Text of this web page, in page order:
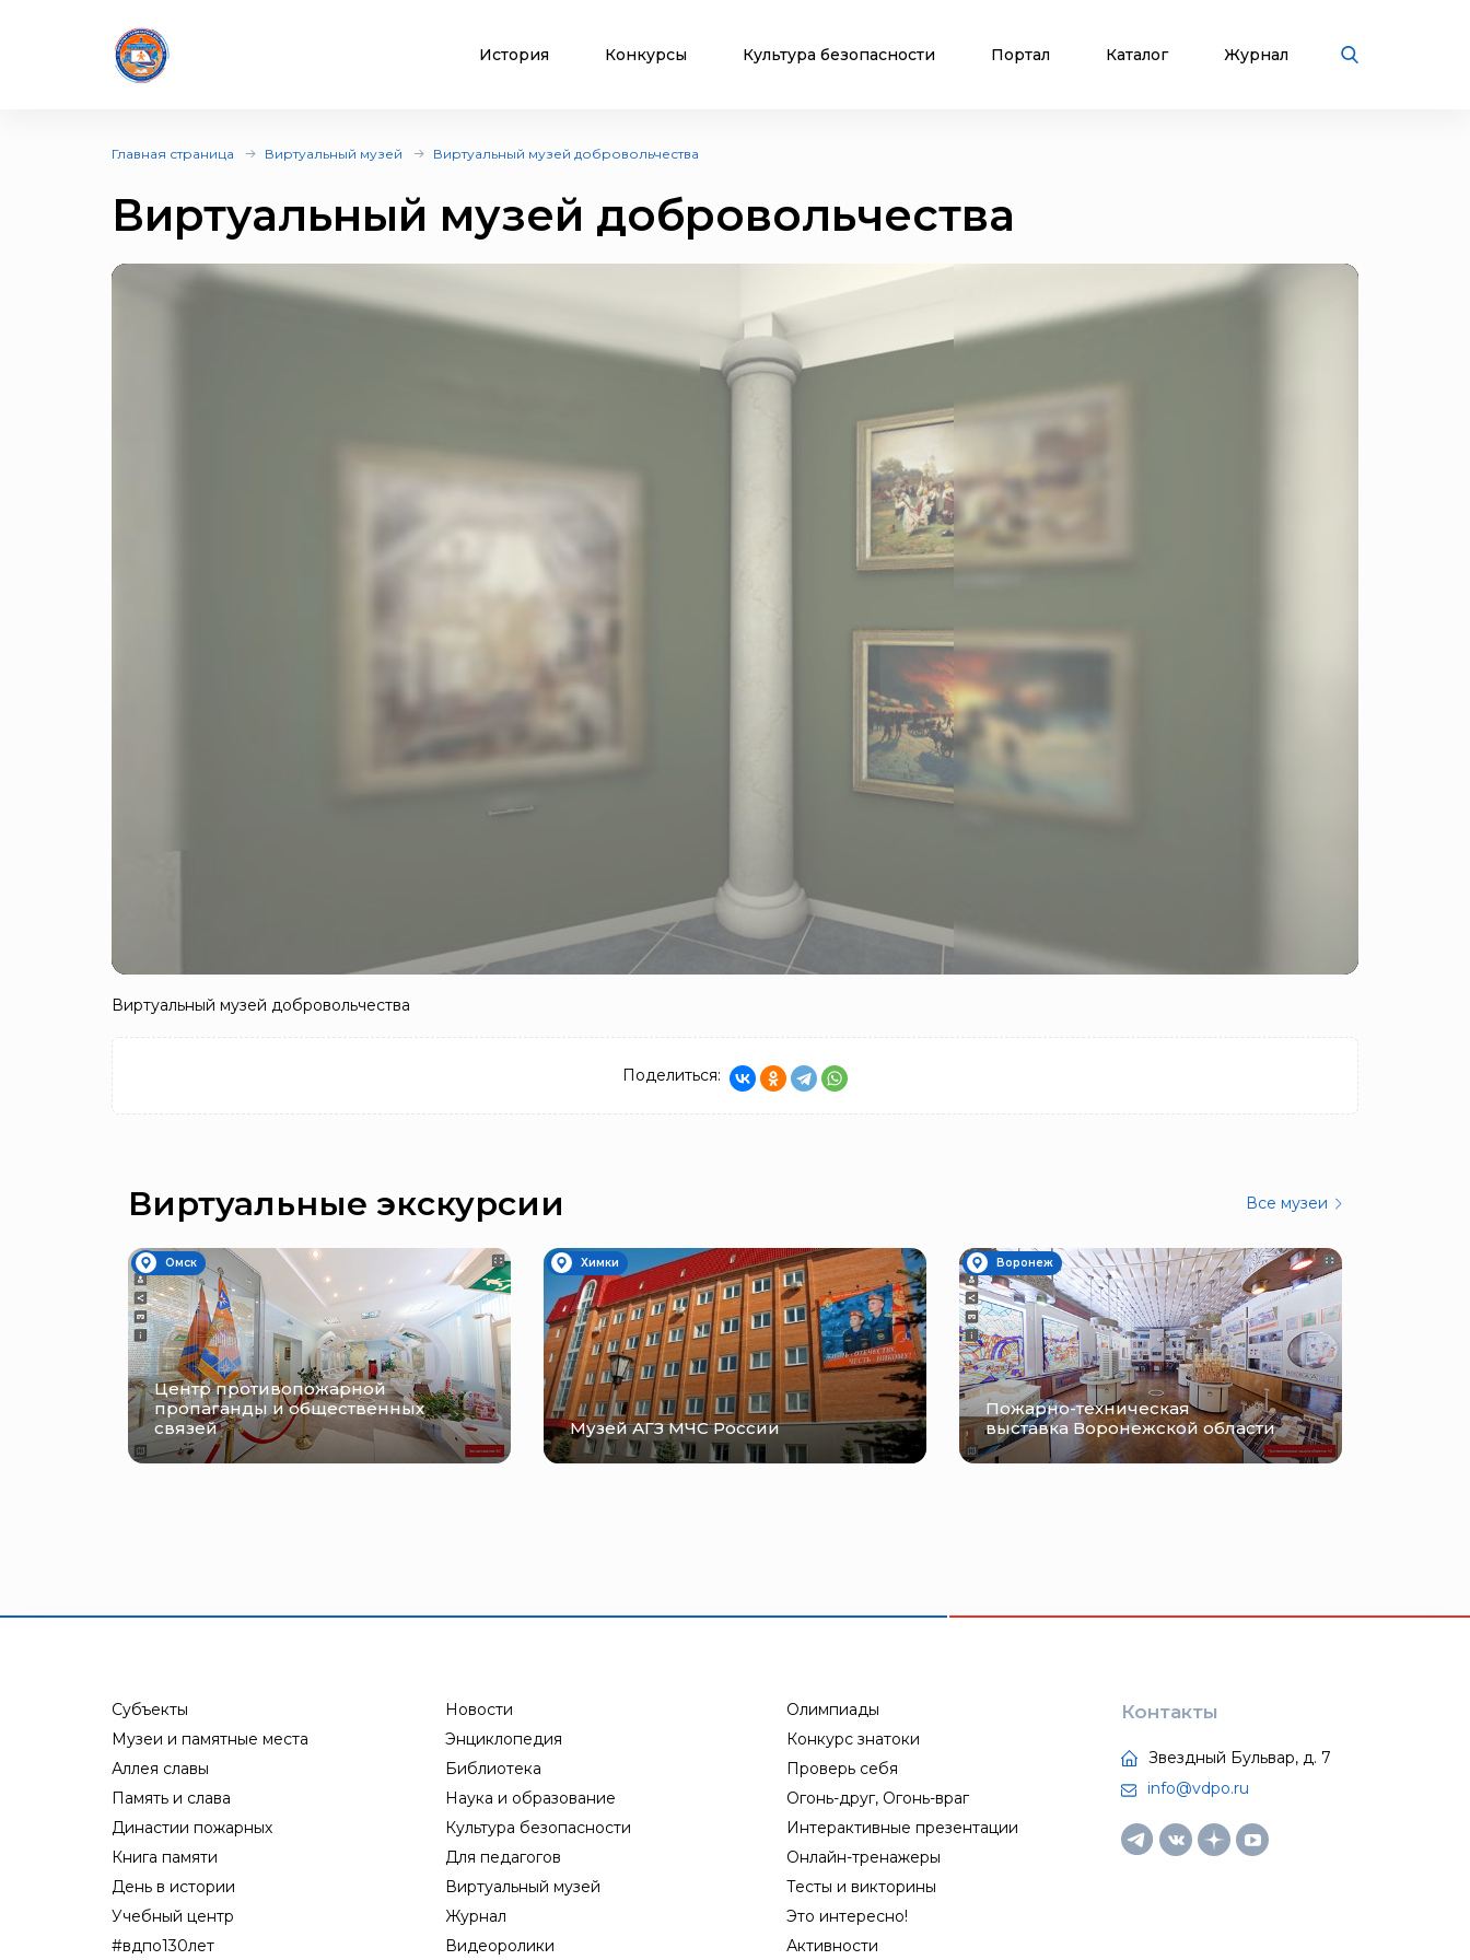
История Конкурсы Культура безопасности Портал Каталог Журнал
Главная страница Виртуальный музей Виртуальный музей добровольчества
Виртуальный музей добровольчества
Виртуальный музей добровольчества
Поделиться:
Виртуальные экскурсии Все музеи
Омск
Центр противопожарной
пропаганды и общественных
связей
Химки
Музей АГЗ МЧС России
Воронеж
Пожарно-техническая
выставка Воронежской области
Субъекты
Музеи и памятные места
Аллея славы
Память и слава
Династии пожарных
Книга памяти
День в истории
Учебный центр
#вдпо130лет
Новости
Энциклопедия
Библиотека
Наука и образование
Культура безопасности
Для педагогов
Виртуальный музей
Журнал
Видеоролики
Олимпиады
Конкурс знатоки
Проверь себя
Огонь-друг, Огонь-враг
Интерактивные презентации
Онлайн-тренажеры
Тесты и викторины
Это интересно!
Активности
Контакты
Звездный Бульвар, д. 7
info@vdpo.ru